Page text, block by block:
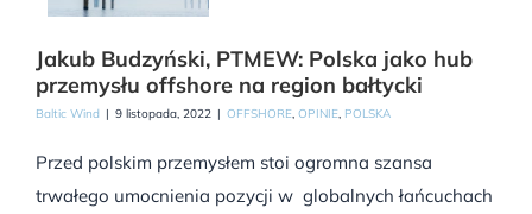
Jakub Budzyński, PTMEW: Polska jako hub
przemysłu offshore na region bałtycki
Baltic Wind | 9 listopada, 2022 | OFFSHORE, OPINIE, POLSKA
Przed polskim przemysłem stoi ogromna szansa
trwałego umocnienia pozycji w globalnych łańcuchach